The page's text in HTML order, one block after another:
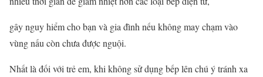
gây nguy hiểm cho bạn và gia đình nếu không may chạm vào
vùng nấu còn chưa được nguội.
Nhất là đối với trẻ em, khi không sử dụng bếp lên chú ý tránh xa